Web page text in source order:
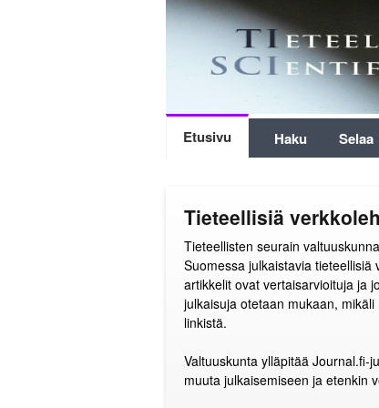
Etusivu Haku Selaa
Tieteellisiä
Tieteellisten seurain
Suomessa julkaistavia
artikkelit ovat vertaisarvioituja ja
julkaisuja otetaan mukaan,
linkistä.
Valtuuskunta ylläpitää Journal.fi-
muuta julkaisemiseen ja etenkin